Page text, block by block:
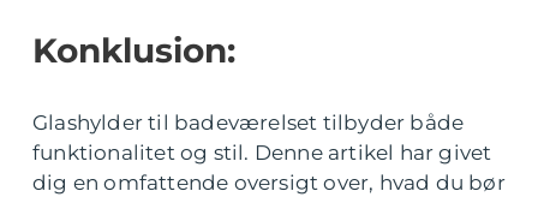
Konklusion:
Glashylder til badeværelset tilbyder både
funktionalitet og stil. Denne artikel har givet
dig en omfattende oversigt over, hvad du bør